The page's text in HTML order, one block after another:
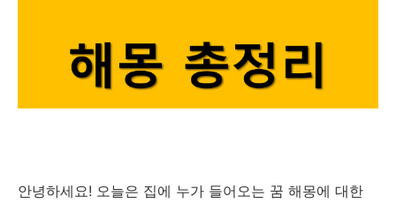
안녕하세요! 오늘은 집에 누가 들어오는 꿈 해몽에 대한